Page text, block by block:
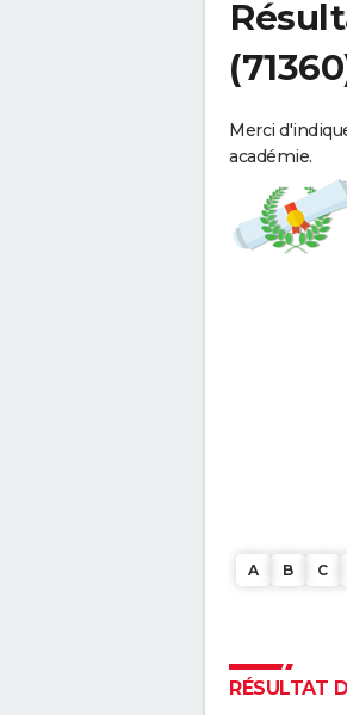
Merci
académie.
A B C
RÉSULTAT